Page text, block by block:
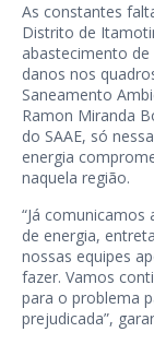
As constantes
Distrito de
abastecimento
danos nos
Saneamento
Ramon Miranda
do SAAE, só
energia
naquela região.
“Já
de energia,
nossas equipes
fazer. Vamos
para o problema
prejudicada”,